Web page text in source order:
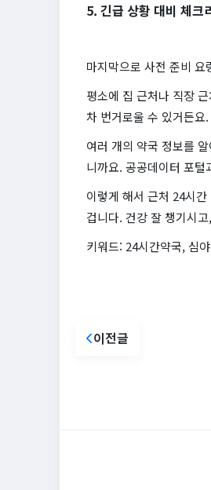
5. 긴급 상황 대비 체크
마지막으로 사전 준비 요
평소에 집 근처나 직장
차 번거로울 수 있거든요
여러 개의 약국 정보를
니까요. 공공데이터 포
이렇게 해서 근처 24시
겁니다. 건강 잘 챙기시
키워드: 24시간약국, 심
이전글